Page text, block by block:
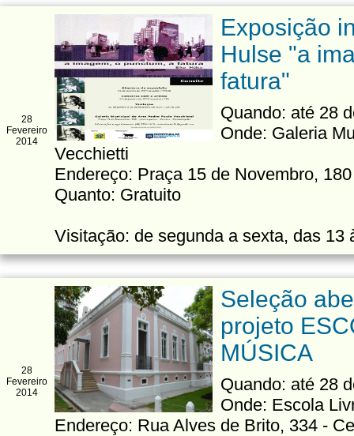
28
Fevereiro
2014
Exposição
Hulse "a
fatura"
Quando: até 28
Onde: Galeria
Vecchietti
Endereço: Praça 15 de Novembro,
Quanto: Gratuito
Visitação: de segunda a sexta, das 13
28
Fevereiro
2014
Seleção
projeto
MÚSICA
Quando: até 28
Onde: Escola
Endereço: Rua Alves de Brito, 334 -